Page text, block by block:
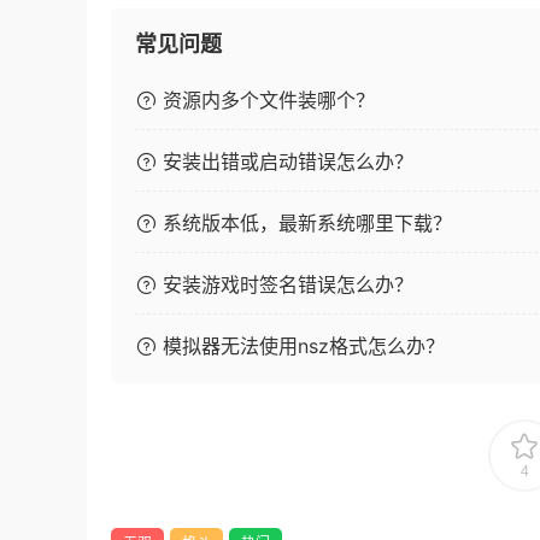
常见问题
资源内多个文件装哪个？
安装出错或启动错误怎么办？
系统版本低，最新系统哪里下载？
安装游戏时签名错误怎么办？
模拟器无法使用nsz格式怎么办？
4